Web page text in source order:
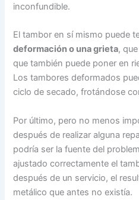
inconfundible.
El tambor en sí mismo puede
deformación o una grieta,
que también puede poner en
Los tambores deformados
ciclo de secado, frotándose
Por último, pero no menos
después de realizar alguna
podría ser la fuente del
ajustado correctamente el
después de un servicio, el
metálico que antes no existía.